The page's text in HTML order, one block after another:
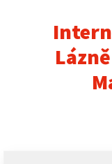
ČEZNET
Podpora